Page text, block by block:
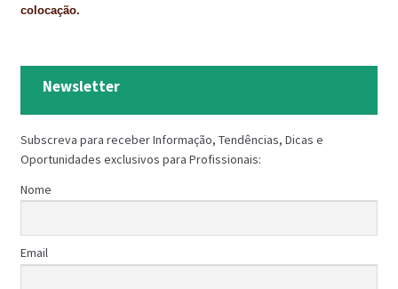
colocação.
Newsletter
Subscreva para receber Informação, Tendências, Dicas e
Oportunidades exclusivos para Profissionais:
Nome
Email